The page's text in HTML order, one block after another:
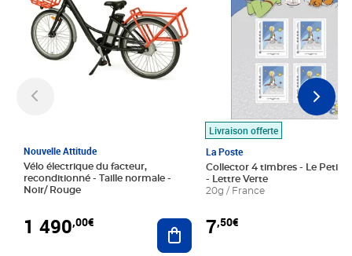
Nouvelle Attitude
Vélo électrique du facteur,
reconditionné - Taille normale -
Noir/ Rouge
1 490,00€ Ajouter au panier
Livraison offerte
La Poste
Collector 4 timbres - Le Petit
- Lettre Verte
20g / France
7,50€